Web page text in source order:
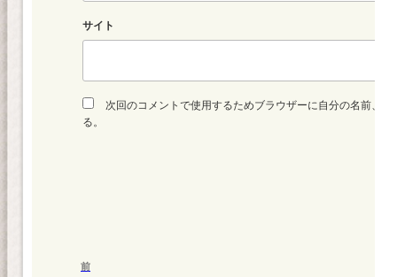
サイト
次回のコメントで使用するためブラウザーに自分の名前、
る。
投
前
前